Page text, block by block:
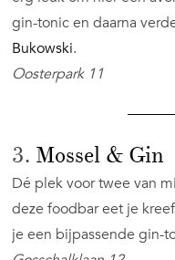
gin-tonic en daarna
Bukowski.
Oosterpark 11
3. Mossel & Gin
Dé plek voor twee van
deze foodbar eet je
je een bijpassende gin-